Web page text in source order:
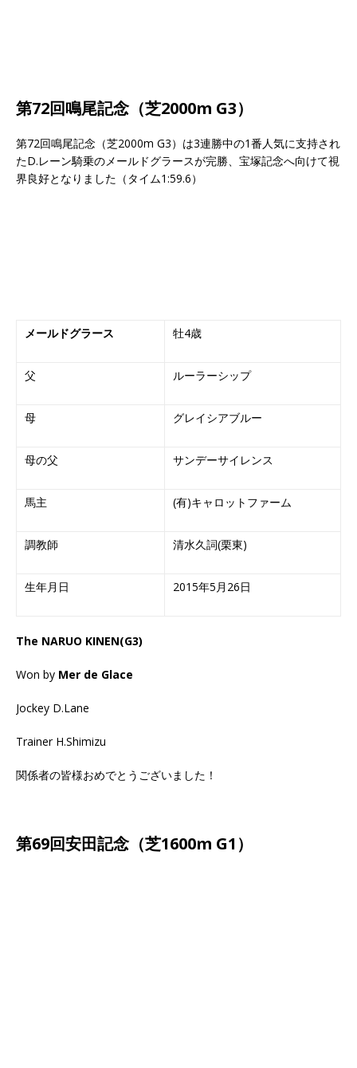
第72回鳴尾記念（芝2000m G3）
第72回鳴尾記念（芝2000m G3）は3連勝中の1番人気に支持され
たD.レーン騎乗のメールドグラースが完勝、宝塚記念へ向けて視
界良好となりました（タイム1:59.6）
メールドグラース 牡4歳
父 ルーラーシップ
母 グレイシアブルー
母の父 サンデーサイレンス
馬主 (有)キャロットファーム
調教師 清水久詞(栗東)
生年月日 2015年5月26日
The NARUO KINEN(G3)
Won by Mer de Glace
Jockey D.Lane
Trainer H.Shimizu
関係者の皆様おめでとうございました！
第69回安田記念（芝1600m G1）